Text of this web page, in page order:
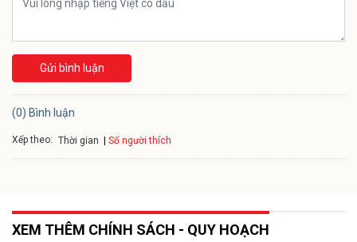
Gửi bình luận
(0) Bình luận
Xếp theo: Thời gian Số người thích
XEM THÊM CHÍNH SÁCH - QUY HOẠCH